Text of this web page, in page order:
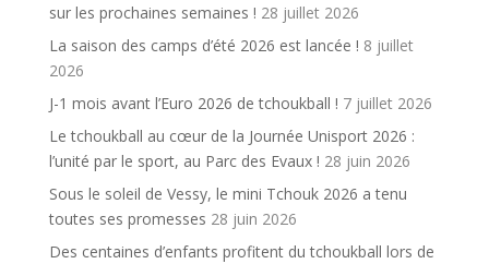
sur les prochaines semaines ! 28 juillet 2026
La saison des camps d’été 2026 est lancée ! 8 juillet
2026
J-1 mois avant l’Euro 2026 de tchoukball ! 7 juillet 2026
Le tchoukball au cœur de la Journée Unisport 2026 :
l’unité par le sport, au Parc des Evaux ! 28 juin 2026
Sous le soleil de Vessy, le mini Tchouk 2026 a tenu
toutes ses promesses 28 juin 2026
Des centaines d’enfants profitent du tchoukball lors de